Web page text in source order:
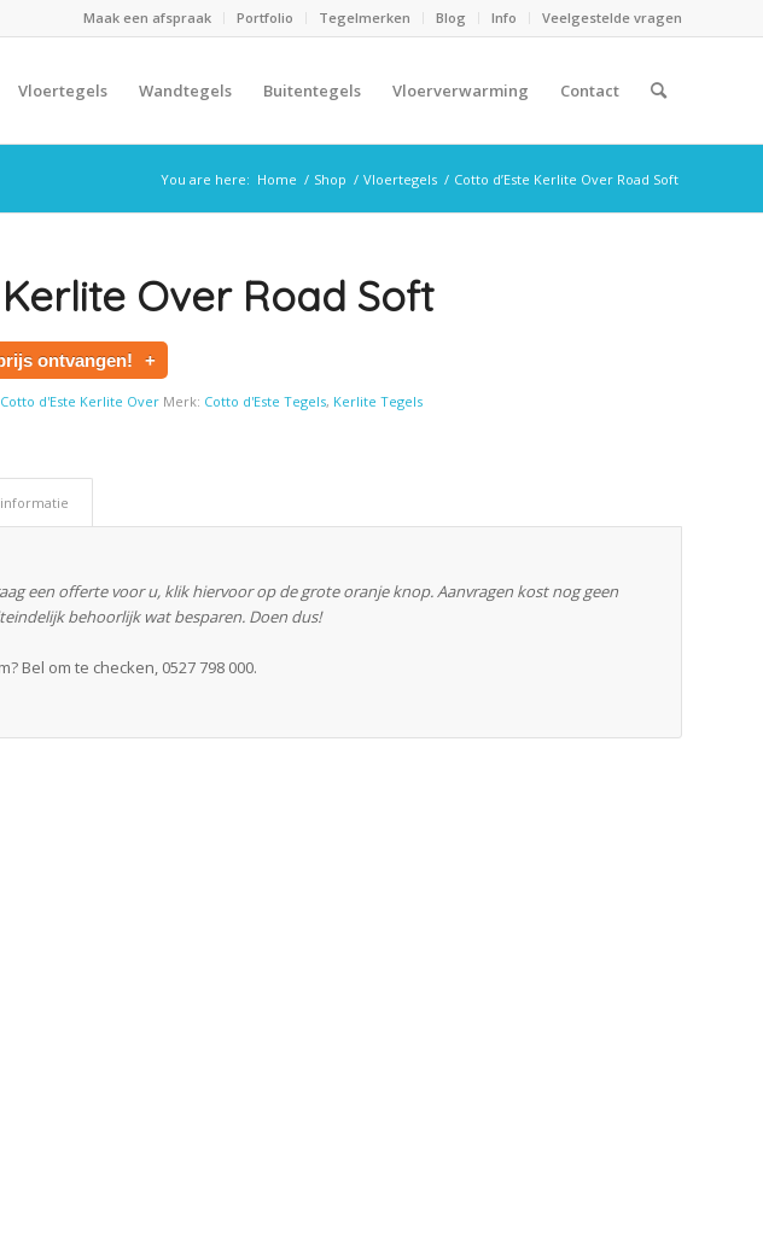
Maak een afspraak Portfolio Tegelmerken Blog Info Veelgestelde vragen
Vloertegels Wandtegels Buitentegels Vloerverwarming Contact
You are here: Home / Shop / Vloertegels / Cotto d’Este Kerlite Over Road Soft
Kerlite Over Road Soft
ontvangen! +
Cotto d'Este Kerlite Over Merk: Cotto d'Este Tegels, Kerlite Tegels
een offerte voor u, klik hiervoor op de grote oranje knop. Aanvragen kost nog geen
behoorlijk wat besparen. Doen dus!
Bel om te checken, 0527 798 000.